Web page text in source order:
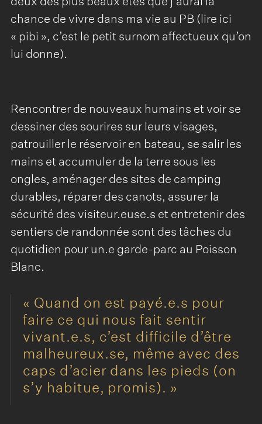
chance de vivre dans ma vie au PB (lire ici
« pibi », c’est le petit surnom affectueux qu’on
lui donne).
Rencontrer de nouveaux humains et voir se
dessiner des sourires sur leurs visages,
patrouiller le réservoir en bateau, se salir les
mains et accumuler de la terre sous les
ongles, aménager des sites de camping
durables, réparer des canots, assurer la
sécurité des visiteur.euse.s et entretenir des
sentiers de randonnée sont des tâches du
quotidien pour un.e garde-parc au Poisson
Blanc.
Quand on est payé.e.s pour
faire ce qui nous fait sentir
vivant.e.s, c’est difficile d’être
malheureux.se, même avec des
caps d’acier dans les pieds (on
s’y habitue, promis).